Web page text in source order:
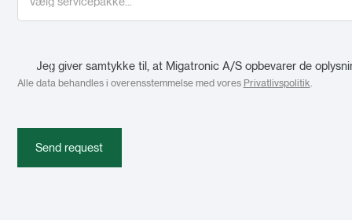
Jeg giver samtykke til, at Migatronic A/S opbevarer de
Alle data behandles i overensstemmelse med vores Privatlivspolitik.
Send request